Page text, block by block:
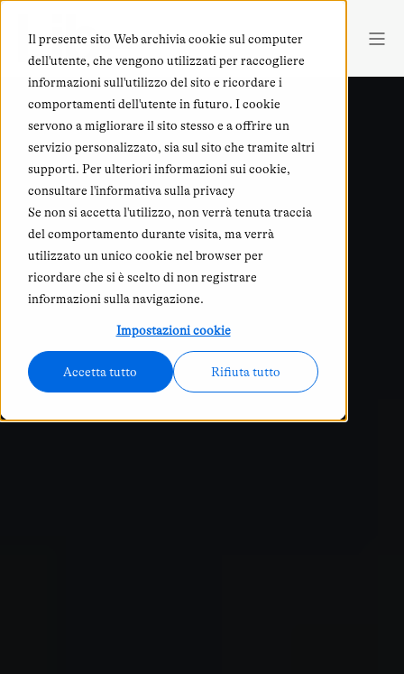
Il presente sito Web archivia cookie sul computer
dell'utente, che vengono utilizzati per raccogliere
informazioni sull'utilizzo del sito e ricordare i
comportamenti dell'utente in futuro. I cookie
servono a migliorare il sito stesso e a offrire un
servizio personalizzato, sia sul sito che tramite altri
supporti. Per ulteriori informazioni sui cookie,
consultare l'informativa sulla privacy
Se non si accetta l'utilizzo, non verrà tenuta traccia
del comportamento durante visita, ma verrà
utilizzato un unico cookie nel browser per
ricordare che si è scelto di non registrare
informazioni sulla navigazione.
Impostazioni cookie
Accetta tutto Rifiuta tutto